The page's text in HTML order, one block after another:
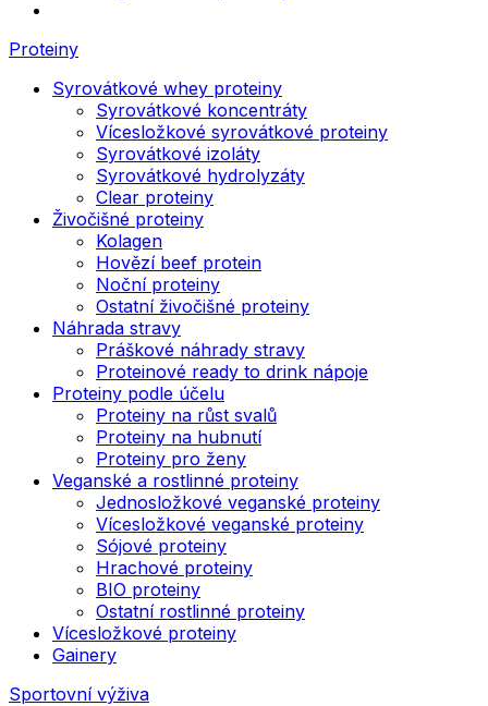
Proteiny
Syrovátkové whey proteiny
Syrovátkové koncentráty
Vícesložkové syrovátkové proteiny
Syrovátkové izoláty
Syrovátkové hydrolyzáty
Clear proteiny
Živočišné proteiny
Kolagen
Hovězí beef protein
Noční proteiny
Ostatní živočišné proteiny
Náhrada stravy
Práškové náhrady stravy
Proteinové ready to drink nápoje
Proteiny podle účelu
Proteiny na růst svalů
Proteiny na hubnutí
Proteiny pro ženy
Veganské a rostlinné proteiny
Jednosložkové veganské proteiny
Vícesložkové veganské proteiny
Sójové proteiny
Hrachové proteiny
BIO proteiny
Ostatní rostlinné proteiny
Vícesložkové proteiny
Gainery
Sportovní výživa